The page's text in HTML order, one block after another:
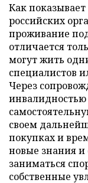
Как
российских
проживание
отличается
могут жить
специалистов
Через
своем
покупках и
новые знания и
заниматься
собственные